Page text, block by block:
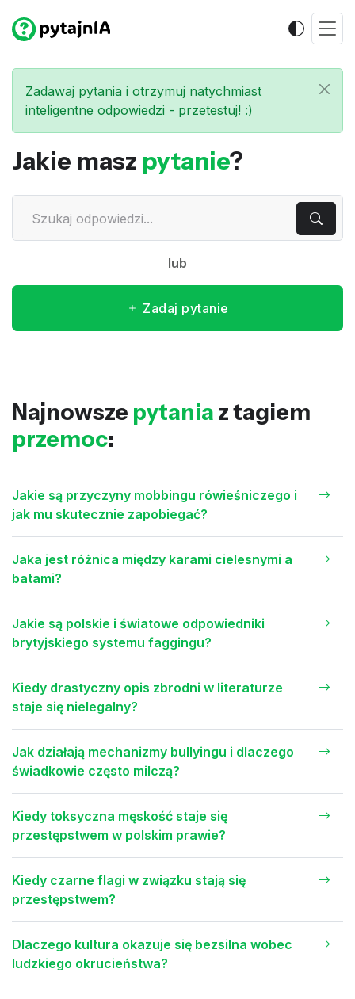
Zadawaj pytania i otrzymuj natychmiast
inteligentne odpowiedzi - przetestuj! :)
Jakie masz pytanie?
lub
Zadaj pytanie
Najnowsze pytania z tagiem
przemoc:
Jakie są przyczyny mobbingu rówieśniczego i
jak mu skutecznie zapobiegać?
Jaka jest różnica między karami cielesnymi a
batami?
Jakie są polskie i światowe odpowiedniki
brytyjskiego systemu faggingu?
Kiedy drastyczny opis zbrodni w literaturze
staje się nielegalny?
Jak działają mechanizmy bullyingu i dlaczego
świadkowie często milczą?
Kiedy toksyczna męskość staje się
przestępstwem w polskim prawie?
Kiedy czarne flagi w związku stają się
przestępstwem?
Dlaczego kultura okazuje się bezsilna wobec
ludzkiego okrucieństwa?